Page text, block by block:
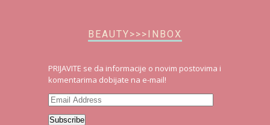
BEAUTY>>>INBOX
PRIJAVITE se da informacije o novim postovima i
komentarima dobijate na e-mail!
Email
Address
Subscribe